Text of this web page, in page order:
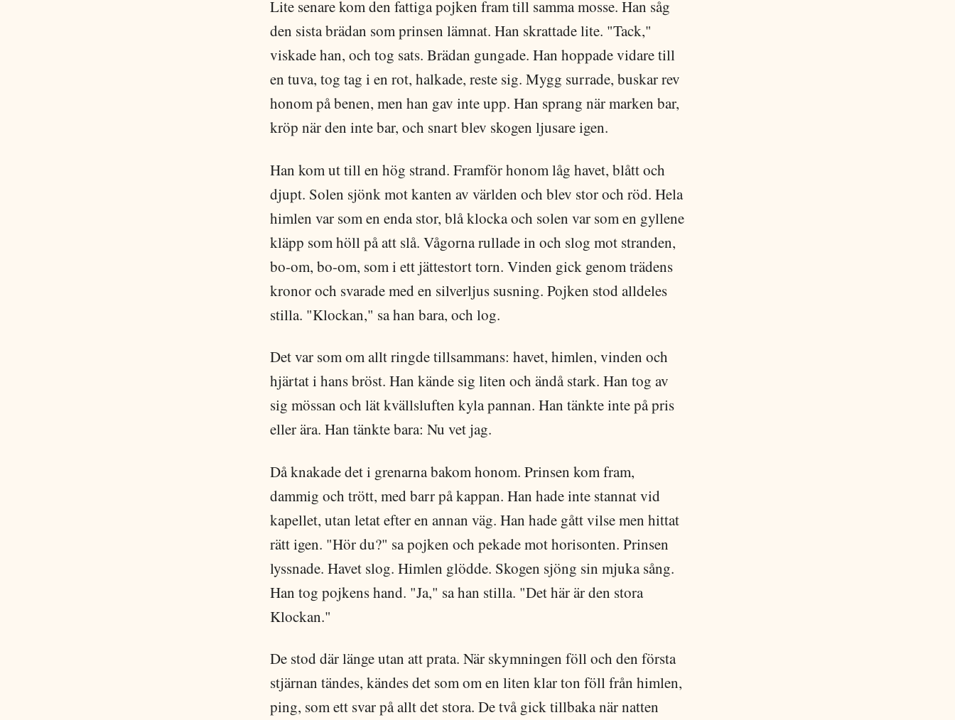
Lite senare kom den fattiga pojken fram till samma mosse. Han såg
den sista brädan som prinsen lämnat. Han skrattade lite. "Tack,"
viskade han, och tog sats. Brädan gungade. Han hoppade vidare till
en tuva, tog tag i en rot, halkade, reste sig. Mygg surrade, buskar rev
honom på benen, men han gav inte upp. Han sprang när marken bar,
kröp när den inte bar, och snart blev skogen ljusare igen.
Han kom ut till en hög strand. Framför honom låg havet, blått och
djupt. Solen sjönk mot kanten av världen och blev stor och röd. Hela
himlen var som en enda stor, blå klocka och solen var som en gyllene
kläpp som höll på att slå. Vågorna rullade in och slog mot stranden,
bo-om, bo-om, som i ett jättestort torn. Vinden gick genom trädens
kronor och svarade med en silverljus susning. Pojken stod alldeles
stilla. "Klockan," sa han bara, och log.
Det var som om allt ringde tillsammans: havet, himlen, vinden och
hjärtat i hans bröst. Han kände sig liten och ändå stark. Han tog av
sig mössan och lät kvällsluften kyla pannan. Han tänkte inte på pris
eller ära. Han tänkte bara: Nu vet jag.
Då knakade det i grenarna bakom honom. Prinsen kom fram,
dammig och trött, med barr på kappan. Han hade inte stannat vid
kapellet, utan letat efter en annan väg. Han hade gått vilse men hittat
rätt igen. "Hör du?" sa pojken och pekade mot horisonten. Prinsen
lyssnade. Havet slog. Himlen glödde. Skogen sjöng sin mjuka sång.
Han tog pojkens hand. "Ja," sa han stilla. "Det här är den stora
Klockan."
De stod där länge utan att prata. När skymningen föll och den första
stjärnan tändes, kändes det som om en liten klar ton föll från himlen,
ping, som ett svar på allt det stora. De två gick tillbaka när natten